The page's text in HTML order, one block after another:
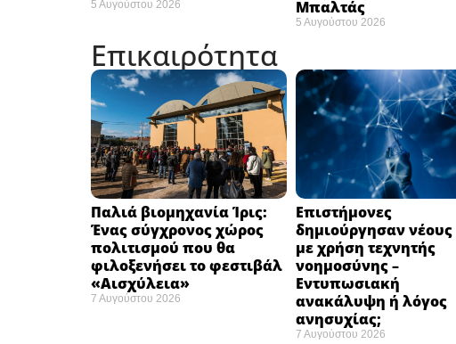
5 Αυγούστου 2026
Μπαλτάς
5 Αυγούστου 2026
Επικαιρότητα
Παλιά βιομηχανία Ίρις:
Ένας σύγχρονος χώρος
πολιτισμού που θα
φιλοξενήσει το φεστιβάλ
«Αισχύλεια» ​
7 Αυγούστου 2026
Επιστήμονες
δημιούργησαν νέους
με χρήση τεχνητής
νοημοσύνης –
Εντυπωσιακή
ανακάλυψη ή λόγος
ανησυχίας; ​
7 Αυγούστου 2026